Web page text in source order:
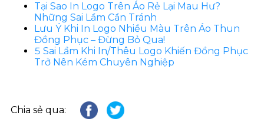
Tại Sao In Logo Trên Áo Rẻ Lại Mau Hư?
Những Sai Lầm Cần Tránh
Lưu Ý Khi In Logo Nhiều Màu Trên Áo Thun
Đồng Phục – Đừng Bỏ Qua!
5 Sai Lầm Khi In/Thêu Logo Khiến Đồng Phục
Trở Nên Kém Chuyên Nghiệp
Chia sẻ qua: